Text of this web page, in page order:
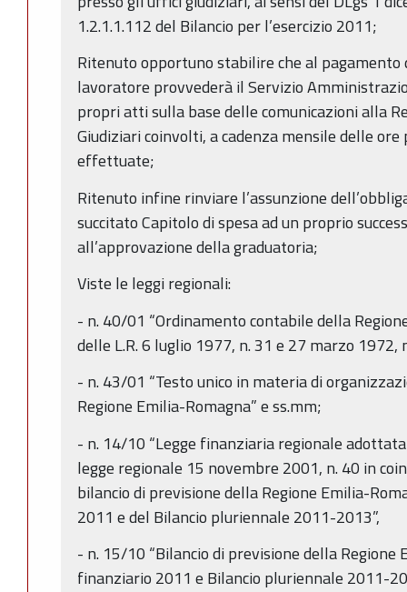
1.2.1.1.112 del Bilancio per l’esercizio 2011;
Ritenuto opportuno stabilire che al
lavoratore provvederà il Servizio
propri atti sulla base delle comunicazioni alla
Giudiziari coinvolti, a cadenza mensile delle
effettuate;
Ritenuto infine rinviare l’assunzione
succitato Capitolo di spesa ad un proprio
all’approvazione della graduatoria;
Viste le leggi regionali:
- n. 40/01 “Ordinamento contabile della
delle L.R. 6 luglio 1977, n. 31 e 27 marzo 1972,
- n. 43/01 “Testo unico in materia di
Regione Emilia-Romagna” e ss.mm;
- n. 14/10 “Legge finanziaria regionale
legge regionale 15 novembre 2001, n. 40 in
bilancio di previsione della Regione Emilia-
2011 e del Bilancio pluriennale 2011-2013”,
- n. 15/10 “Bilancio di previsione della Regione
finanziario 2011 e Bilancio pluriennale 2011-